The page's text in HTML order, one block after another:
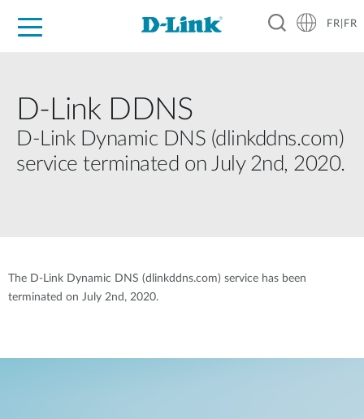
FR|FR
D-Link DDNS
D-Link Dynamic DNS (dlinkddns.com)
service terminated on July 2nd, 2020.
The D-Link Dynamic DNS (dlinkddns.com) service has been
terminated on July 2nd, 2020.